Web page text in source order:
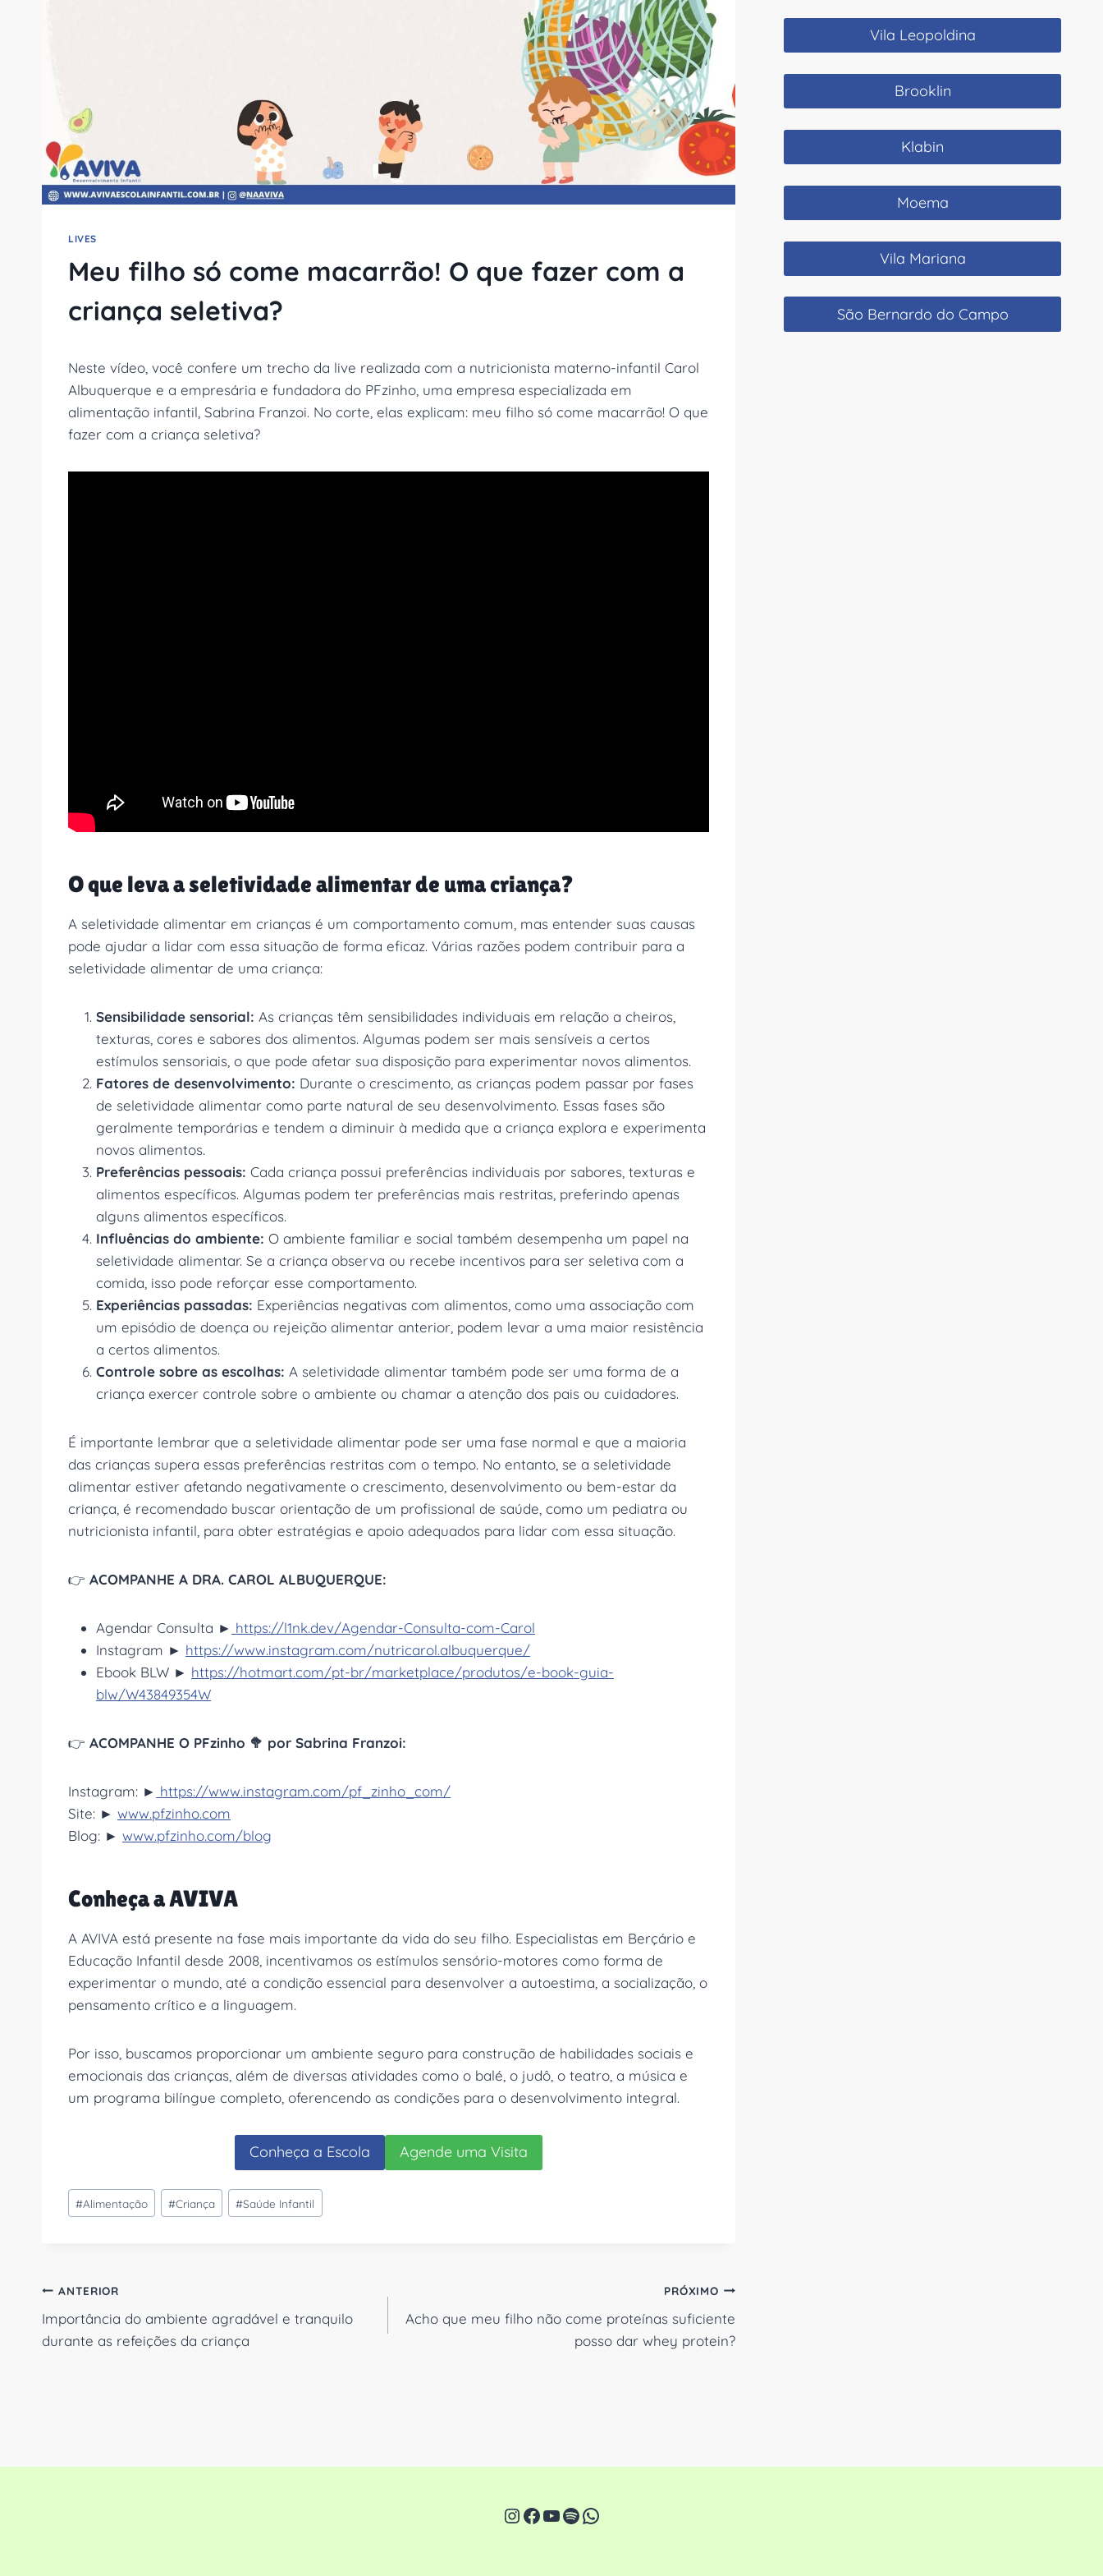
LIVES
Meu filho só come macarrão! O que fazer com a
criança seletiva?
Neste vídeo, você confere um trecho da live realizada com a nutricionista materno-infantil Carol
Albuquerque e a empresária e fundadora do PFzinho, uma empresa especializada em
alimentação infantil, Sabrina Franzoi. No corte, elas explicam: meu filho só come macarrão! O que
fazer com a criança seletiva?
O que leva a seletividade alimentar de uma criança?
A seletividade alimentar em crianças é um comportamento comum, mas entender suas causas
pode ajudar a lidar com essa situação de forma eficaz. Várias razões podem contribuir para a
seletividade alimentar de uma criança:
Sensibilidade sensorial: As crianças têm sensibilidades individuais em relação a cheiros,
texturas, cores e sabores dos alimentos. Algumas podem ser mais sensíveis a certos
estímulos sensoriais, o que pode afetar sua disposição para experimentar novos alimentos.
Fatores de desenvolvimento: Durante o crescimento, as crianças podem passar por fases
de seletividade alimentar como parte natural de seu desenvolvimento. Essas fases são
geralmente temporárias e tendem a diminuir à medida que a criança explora e experimenta
novos alimentos.
Preferências pessoais: Cada criança possui preferências individuais por sabores, texturas e
alimentos específicos. Algumas podem ter preferências mais restritas, preferindo apenas
alguns alimentos específicos.
Influências do ambiente: O ambiente familiar e social também desempenha um papel na
seletividade alimentar. Se a criança observa ou recebe incentivos para ser seletiva com a
comida, isso pode reforçar esse comportamento.
Experiências passadas: Experiências negativas com alimentos, como uma associação com
um episódio de doença ou rejeição alimentar anterior, podem levar a uma maior resistência
a certos alimentos.
Controle sobre as escolhas: A seletividade alimentar também pode ser uma forma de a
criança exercer controle sobre o ambiente ou chamar a atenção dos pais ou cuidadores.
É importante lembrar que a seletividade alimentar pode ser uma fase normal e que a maioria
das crianças supera essas preferências restritas com o tempo. No entanto, se a seletividade
alimentar estiver afetando negativamente o crescimento, desenvolvimento ou bem-estar da
criança, é recomendado buscar orientação de um profissional de saúde, como um pediatra ou
nutricionista infantil, para obter estratégias e apoio adequados para lidar com essa situação.
👉 ACOMPANHE A DRA. CAROL ALBUQUERQUE:
Agendar Consulta ► https://l1nk.dev/Agendar-Consulta-com-Carol
Instagram ► https://www.instagram.com/nutricarol.albuquerque/
Ebook BLW ► https://hotmart.com/pt-br/marketplace/produtos/e-book-guia-
blw/W43849354W
👉 ACOMPANHE O PFzinho 🥦 por Sabrina Franzoi:
Instagram: ► https://www.instagram.com/pf_zinho_com/
Site: ► www.pfzinho.com
Blog: ► www.pfzinho.com/blog
Conheça a AVIVA
A AVIVA está presente na fase mais importante da vida do seu filho. Especialistas em Berçário e
Educação Infantil desde 2008, incentivamos os estímulos sensório-motores como forma de
experimentar o mundo, até a condição essencial para desenvolver a autoestima, a socialização, o
pensamento crítico e a linguagem.
Por isso, buscamos proporcionar um ambiente seguro para construção de habilidades sociais e
emocionais das crianças, além de diversas atividades como o balé, o judô, o teatro, a música e
um programa bilíngue completo, oferencendo as condições para o desenvolvimento integral.
Conheça a Escola Agende uma Visita
Tags
do
#Alimentação #Criança #Saúde Infantil
Navegação
de
ANTERIOR
Importância do ambiente agradável e tranquilo
durante as refeições da criança
PRÓXIMO
Acho que meu filho não come proteínas suficiente
posso dar whey protein?
Vila Leopoldina
Brooklin
Klabin
Moema
Vila Mariana
São Bernardo do Campo
Instagram
Facebook
Youtube
Spotify
WhatsApp